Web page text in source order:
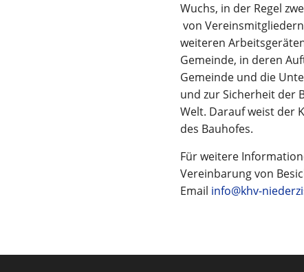
Wuchs, in der Regel
von
weiteren
Gemeinde, in deren
Gemeinde und die
und zur Sicherheit der
Welt. Darauf weist der
des Bauhofes.
Für weitere
Vereinbarung von
Email info@khv-